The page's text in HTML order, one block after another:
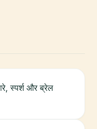
स्पर्श और ब्रेल